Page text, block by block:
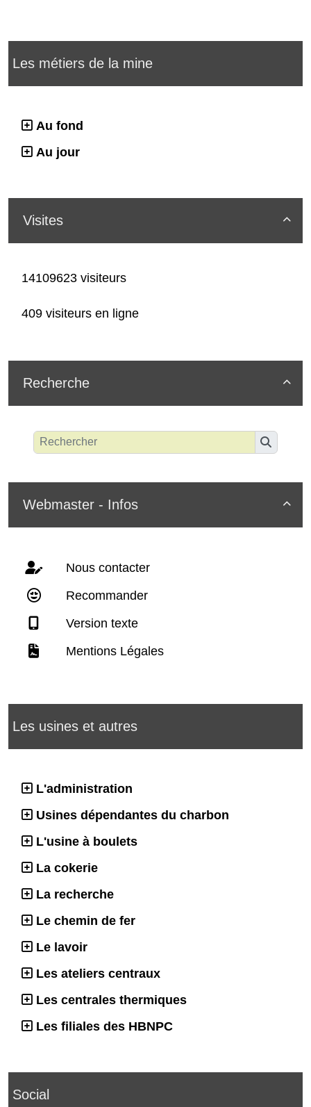
Les métiers de la mine
Au fond
Au jour

Visites
14109623 visiteurs
409 visiteurs en ligne

Recherche

Webmaster - Infos
Nous contacter
Recommander
Version texte
Mentions Légales
Les usines et autres
L'administration
Usines dépendantes du charbon
L'usine à boulets
La cokerie
La recherche
Le chemin de fer
Le lavoir
Les ateliers centraux
Les centrales thermiques
Les filiales des HBNPC
Social